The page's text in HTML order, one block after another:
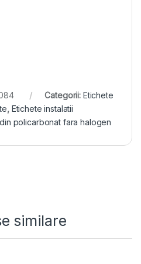
Categorii: Etichete
, Etichete instalatii
policarbonat fara halogen
similare